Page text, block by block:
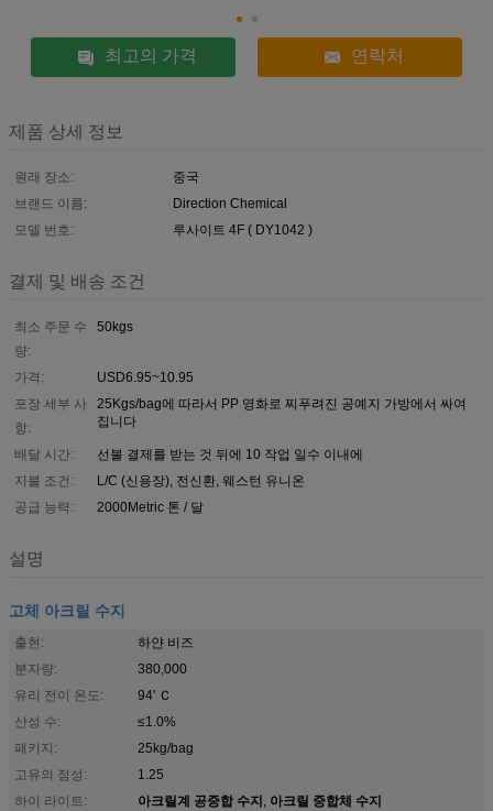
최고의 가격 연락처
제품 상세 정보
원래 장소:
중국
브랜드 이름:
Direction Chemical
모델 번호:
루사이트 4F ( DY1042 )
결제 및 배송 조건
최소 주문 수
량:
50kgs
가격:
USD6.95~10.95
포장 세부 사
항:
25Kgs/bag에 따라서 PP 영화로 찌푸려진 공예지 가방에서 싸여
집니다
배달 시간:
선불 결제를 받는 것 뒤에 10 작업 일수 이내에
지불 조건:
L/C (신용장), 전신환, 웨스턴 유니온
공급 능력:
2000Metric 톤 / 달
설명
고체 아크릴 수지
출현:
하얀 비즈
분자량:
380,000
유리 전이 온도:
94' Ｃ
산성 수:
≤1.0%
패키지:
25kg/bag
고유의 점성:
1.25
하이 라이트:
아크릴계 공중합 수지, 아크릴 중합체 수지